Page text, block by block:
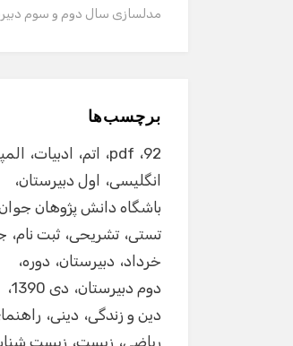
مدلسازی سال دوم و سوم
برچسب‌ها
92
pdf اتم ادبیات
انگلیسی
اول دبیرستان
باشگاه دانش پژوهان
تستی تشریحی ثبت نام
خرداد دبیرستان دوره
دوم دبیرستان دی 1390
دین و زندگی دینی
ریاضی زیست زیست